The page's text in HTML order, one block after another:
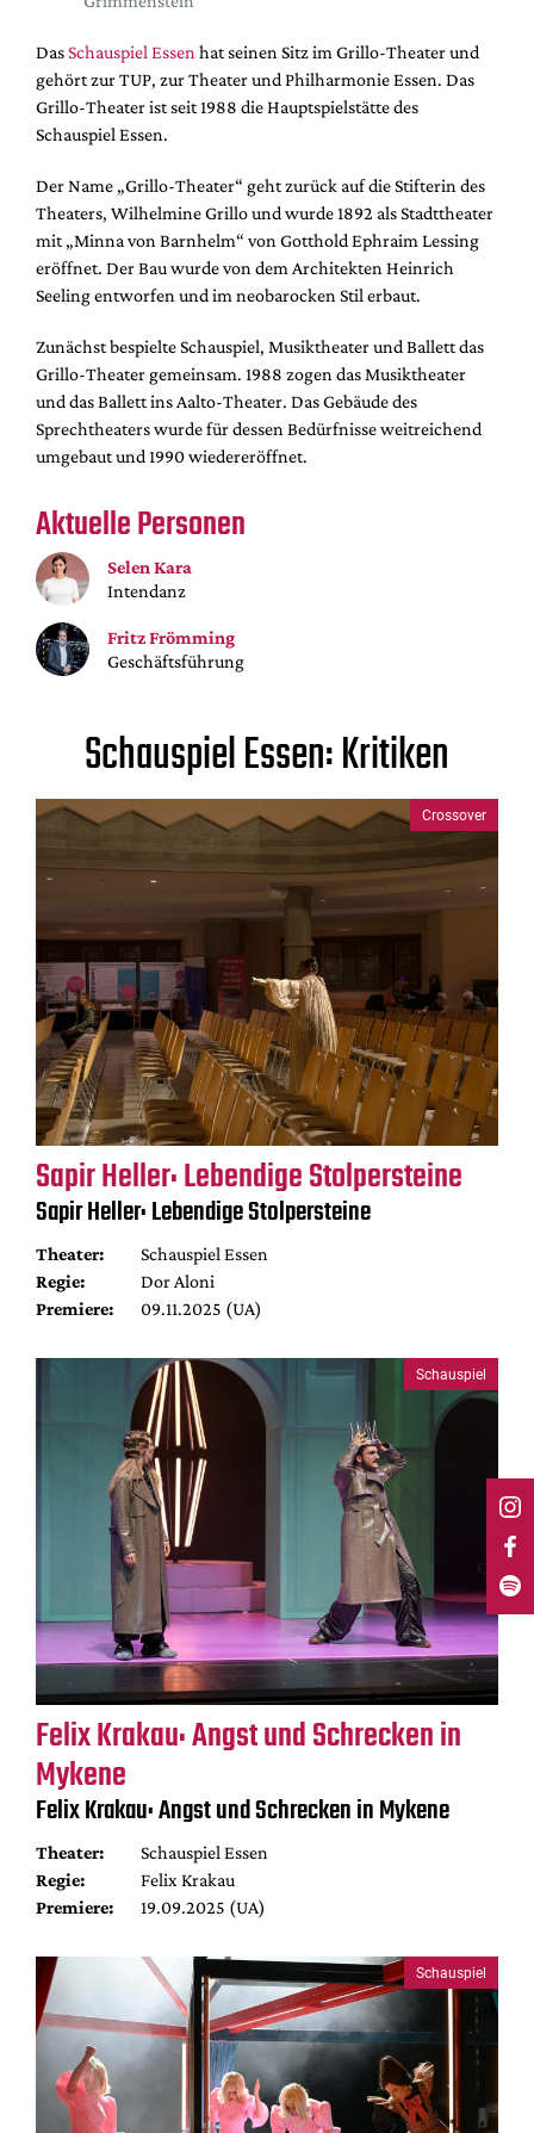
DdB-map
Kalender
Premierensuche
Festival-Planer
Hefte
Alle Hefte
Leseproben
Podcast
Service
Shop / Abo
Newsletter
Redaktion
Partner
Mediadaten
Suche
DasSchauspiel Essen hat seinen Sitz im Grillo-Theater und
gehört zur TUP, zur Theater und Philharmonie Essen. Das
Grillo-Theater ist seit 1988 die Hauptspielstätte des
Schauspiel Essen.
Der Name „Grillo-Theater“ geht zurück auf die Stifterin des
Theaters, Wilhelmine Grillo und wurde 1892 als Stadttheater
mit „Minna von Barnhelm“ von Gotthold Ephraim Lessing
eröffnet. Der Bau wurde von dem Architekten Heinrich
Seeling entworfen und im neobarocken Stil erbaut.
Zunächst bespielte Schauspiel, Musiktheater und Ballett das
Grillo-Theater gemeinsam. 1988 zogen das Musiktheater
und das Ballett ins Aalto-Theater. Das Gebäude des
Sprechtheaters wurde für dessen Bedürfnisse weitreichend
umgebaut und 1990 wiedereröffnet.
Aktuelle Personen
Selen Kara
Intendanz
Fritz Frömming
Geschäftsführung
Schauspiel Essen: Kritiken
Crossover
Sapir Heller: Lebendige Stolpersteine
Sapir Heller: Lebendige Stolpersteine
Theater:
Schauspiel Essen
Regie:
Dor Aloni
Premiere:
09.11.2025 (UA)
Schauspiel
Felix Krakau: Angst und Schrecken in
Mykene
Felix Krakau: Angst und Schrecken in Mykene
Theater:
Schauspiel Essen
Regie:
Felix Krakau
Premiere:
19.09.2025 (UA)
Schauspiel